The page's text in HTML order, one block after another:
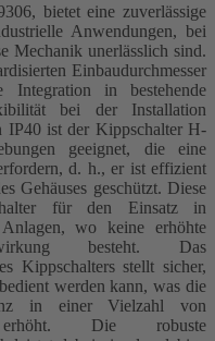
bietet eine zuverlässige
Anwendungen, bei
Mechanik unerlässlich sind.
Einbaudurchmesser
in bestehende
bei der Installation
IP40 ist der Kippschalter H-
geeignet, die eine
d. h., er ist effizient
Gehäuses geschützt. Diese
für den Einsatz in
Anlagen, wo keine erhöhte
besteht. Das
Kippschalters stellt sicher,
werden kann, was die
in einer Vielzahl von
erhöht. Die robuste